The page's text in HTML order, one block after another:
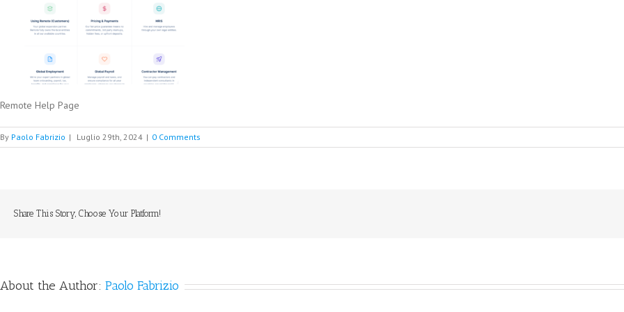
Remote Help Page
By Paolo Fabrizio | Luglio 29th, 2024 | 0 Comments
Share This Story, Choose Your Platform!
About the Author: Paolo Fabrizio